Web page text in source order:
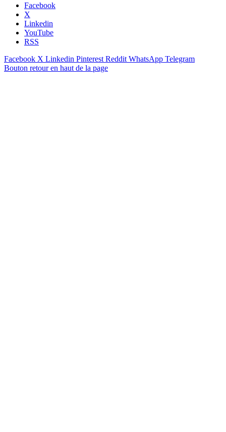
Facebook
X
Linkedin
YouTube
RSS
Facebook X Linkedin Pinterest Reddit WhatsApp Telegram
Bouton retour en haut de la page